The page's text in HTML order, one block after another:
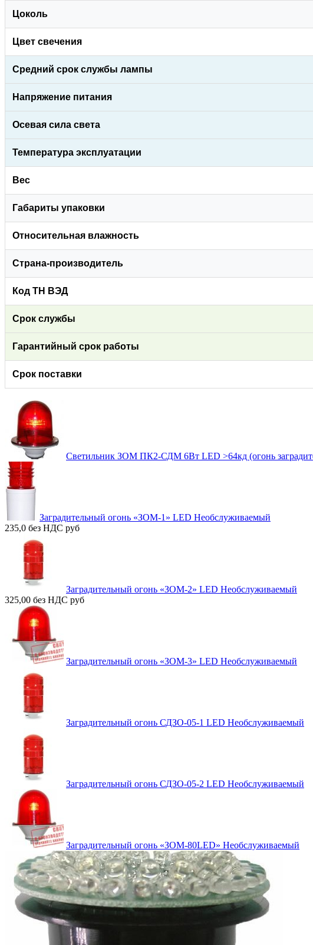
Цоколь
Цвет свечения
Средний срок службы лампы
Напряжение питания
Осевая сила света
Температура эксплуатации
Вес
Габариты упаковки
Относительная влажность
Страна-производитель
Код ТН ВЭД
Срок службы
Гарантийный срок работы
Срок поставки
Светильник ЗОМ ПК2-СДМ 6Вт LED >64кд (огонь
Заградительный огонь «ЗОМ-1» LED Необслуживаемый
235,0 без НДС руб
Заградительный огонь «ЗОМ-2» LED Необслуживаемый
325,00 без НДС руб
Заградительный огонь «ЗОМ-3» LED Необслуживаемый
Заградительный огонь СДЗО-05-1 LED Необслуживаемый
Заградительный огонь СДЗО-05-2 LED Необслуживаемый
Заградительный огонь «ЗОМ-80LED» Необслуживаемый